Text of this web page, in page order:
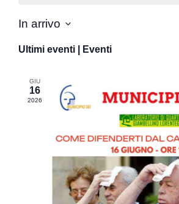
In arrivo
la
data.
Ultimi eventi | Eventi
GIU
16
2026